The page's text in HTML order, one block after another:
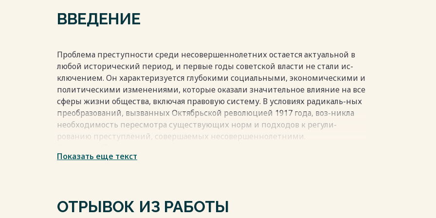
4. ЗАКЛЮЧЕНИЕ 30
СПИСОК ИСПОЛЬЗОВАННОЙ ЛИТЕРАТУРЫ 31
ВВЕДЕНИЕ
Проблема преступности среди несовершеннолетних остается актуальной в
любой исторический период, и первые годы советской власти не стали ис-
ключением. Он характеризуется глубокими социальными, экономическими и
политическими изменениями, которые оказали значительное влияние на все
сферы жизни общества, включая правовую систему. В условиях радикаль-ных
преобразований, вызванных Октябрьской революцией 1917 года, воз-никла
необходимость пересмотра существующих норм и подходов к регули-
рованию преступлений, совершаемых несовершеннолетними.
Показать еще текст
ОТРЫВОК ИЗ РАБОТЫ